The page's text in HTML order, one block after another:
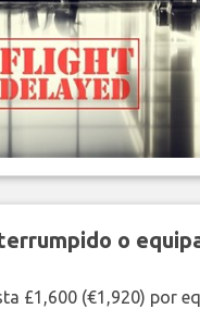
o
£1,600 (€1,920) por